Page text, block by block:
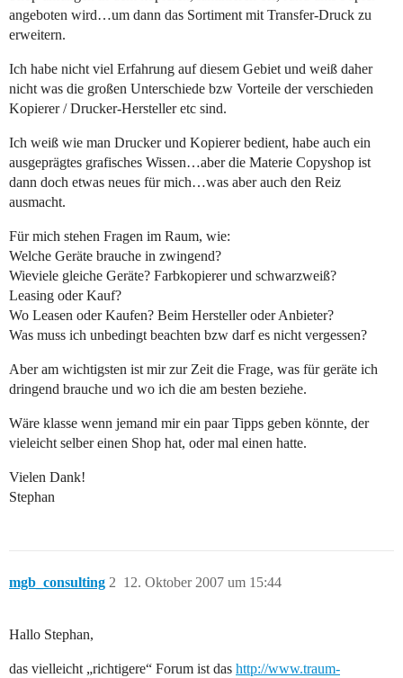
angeboten wird…um dann das Sortiment mit Transfer-Druck zu
erweitern.
Ich habe nicht viel Erfahrung auf diesem Gebiet und weiß daher
nicht was die großen Unterschiede bzw Vorteile der verschieden
Kopierer / Drucker-Hersteller etc sind.
Ich weiß wie man Drucker und Kopierer bedient, habe auch ein
ausgeprägtes grafisches Wissen…aber die Materie Copyshop ist
dann doch etwas neues für mich…was aber auch den Reiz
ausmacht.
Für mich stehen Fragen im Raum, wie:
Welche Geräte brauche in zwingend?
Wieviele gleiche Geräte? Farbkopierer und schwarzweiß?
Leasing oder Kauf?
Wo Leasen oder Kaufen? Beim Hersteller oder Anbieter?
Was muss ich unbedingt beachten bzw darf es nicht vergessen?
Aber am wichtigsten ist mir zur Zeit die Frage, was für geräte ich
dringend brauche und wo ich die am besten beziehe.
Wäre klasse wenn jemand mir ein paar Tipps geben könnte, der
vieleicht selber einen Shop hat, oder mal einen hatte.
Vielen Dank!
Stephan
mgb_consulting 12. Oktober 2007 um 15:44
2
Hallo Stephan,
das vielleicht „richtigere“ Forum ist das http://www.traum-